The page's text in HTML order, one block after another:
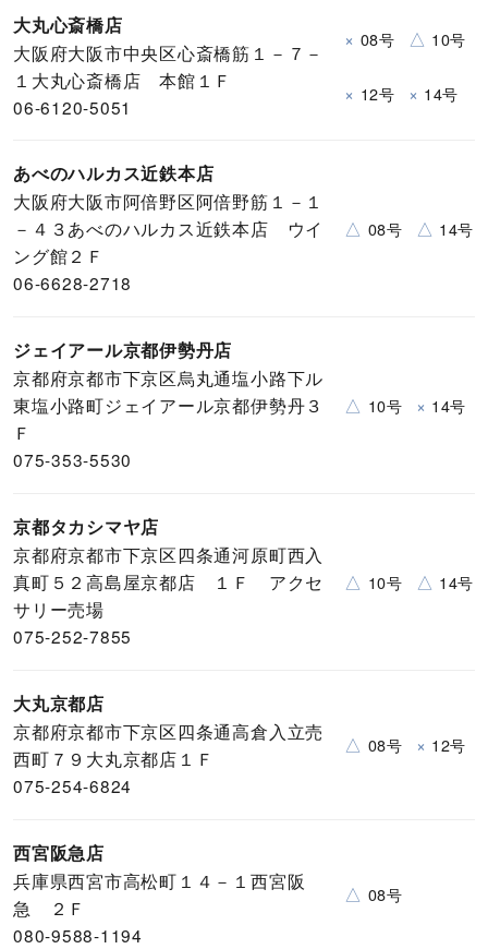
大丸心斎橋店
大阪府大阪市中央区心斎橋筋１－７－
１大丸心斎橋店 本館１Ｆ
06-6120-5051
× 08号 △ 10号
× 12号 × 14号
あべのハルカス近鉄本店
大阪府大阪市阿倍野区阿倍野筋１－１
－４３あべのハルカス近鉄本店 ウイ
ング館２Ｆ
06-6628-2718
△ 08号 △ 14号
ジェイアール京都伊勢丹店
京都府京都市下京区烏丸通塩小路下ル
東塩小路町ジェイアール京都伊勢丹３
Ｆ
075-353-5530
△ 10号 × 14号
京都タカシマヤ店
京都府京都市下京区四条通河原町西入
真町５２高島屋京都店 １Ｆ アクセ
サリー売場
075-252-7855
△ 10号 △ 14号
大丸京都店
京都府京都市下京区四条通高倉入立売
西町７９大丸京都店１Ｆ
075-254-6824
△ 08号 × 12号
西宮阪急店
兵庫県西宮市高松町１４－１西宮阪
急 ２Ｆ
080-9588-1194
△ 08号